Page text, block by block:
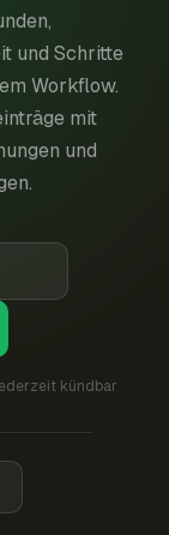
und Schritte
Workflow.
mit
und
kündbar